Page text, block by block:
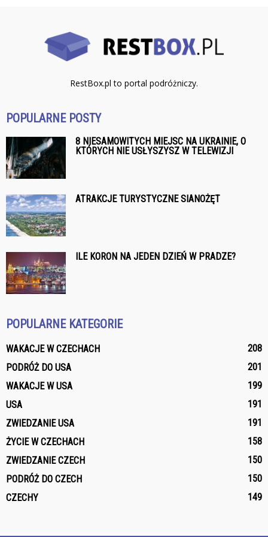
RestBox.pl to portal podróżniczy.
POPULARNE POSTY
8 NIESAMOWITYCH MIEJSC NA UKRAINIE, O
KTÓRYCH NIE USŁYSZYSZ W TELEWIZJI
ATRAKCJE TURYSTYCZNE SIANOŻĘT
ILE KORON NA JEDEN DZIEŃ W PRADZE?
POPULARNE KATEGORIE
WAKACJE W CZECHACH
208
PODRÓŻ DO USA
201
WAKACJE W USA
199
USA
191
ZWIEDZANIE USA
191
ŻYCIE W CZECHACH
158
ZWIEDZANIE CZECH
150
PODRÓŻ DO CZECH
150
CZECHY
149